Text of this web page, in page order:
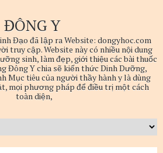
ĐÔNG Y
Đạo đã lập ra Website: dongyhoc.com
truy cập. Website này có nhiều nội dung
sinh, làm đẹp, giới thiệu các bài thuốc
Đông Y chia sẽ kiến thức Dinh Dưỡng,
Mục tiêu của người thầy hành y là dùng
mọi phương pháp để điều trị một cách
toàn diện,